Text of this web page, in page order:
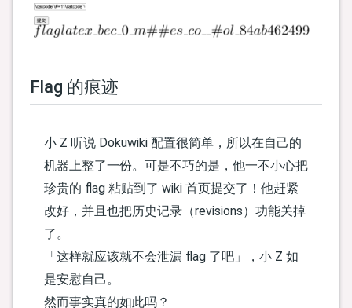
Flag 的痕迹
小 Z 听说 Dokuwiki 配置很简单，所以在自己的
机器上整了一份。可是不巧的是，他一不小心把
珍贵的 flag 粘贴到了 wiki 首页提交了！他赶紧
改好，并且也把历史记录（revisions）功能关掉
了。
「这样就应该就不会泄漏 flag 了吧」，小 Z 如
是安慰自己。
然而事实真的如此吗？